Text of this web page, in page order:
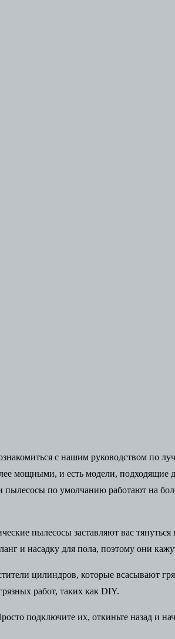
с нашим руководством по
мощными, и есть модели,
по умолчанию работают на
пылесосы заставляют вас
и насадку для пола, поэтому они
цилиндров, которые всасывают
работ, таких как DIY.
подключите их, откиньте назад и